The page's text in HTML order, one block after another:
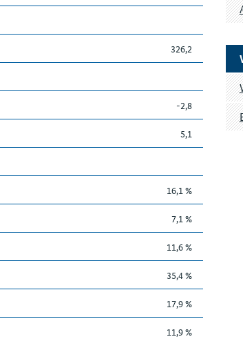
326,2
-2,8
5,1
16,1 %
7,1 %
11,6 %
35,4 %
17,9 %
11,9 %